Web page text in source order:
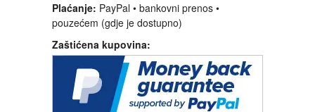
KRIMINALISTIČKI
KUVARI
LJUBAVNI
Plaćanje: PayPal • bankovni prenos •
pouzećem (gdje je dostupno)
Zaštićena kupovina: